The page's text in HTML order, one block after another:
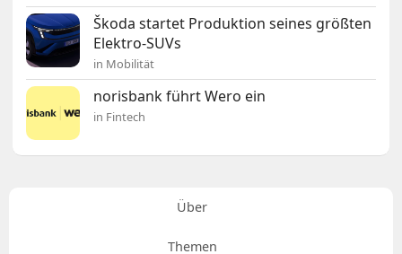
Škoda startet Produktion seines größten
Elektro-SUVs
in Mobilität
norisbank führt Wero ein
in Fintech
Über
Themen